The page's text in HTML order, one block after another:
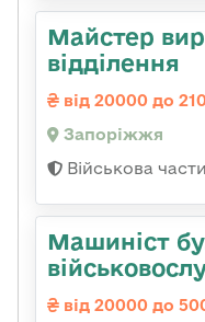
Майстер
відділення
від 20000 до
Запоріжжя
Військова
Машиніст
від 20000 до